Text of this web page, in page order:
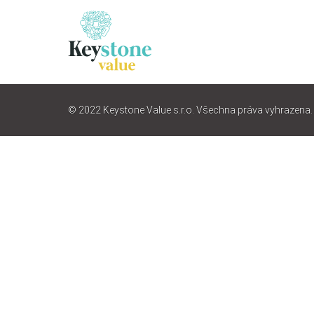
© 2022 Keystone Value s.r.o. Všechna práva vyhrazena.